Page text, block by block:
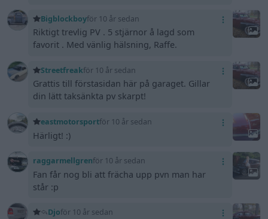
Bigblockboyför 10 år sedan
Riktigt trevlig PV . 5 stjärnor å lagd som
favorit . Med vänlig hälsning, Raffe.
Streetfreakför 10 år sedan
Grattis till förstasidan här på garaget. Gillar
din lätt taksänkta pv skarpt!
eastmotorsportför 10 år sedan
Härligt! :)
raggarmellgrenför 10 år sedan
Fan får nog bli att frächa upp pvn man har
står :p
Djoför 10 år sedan